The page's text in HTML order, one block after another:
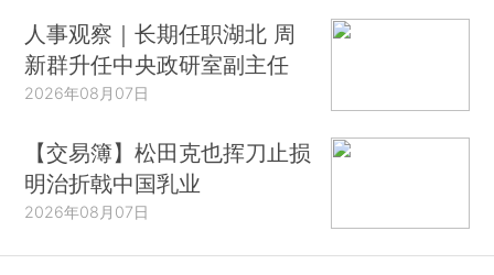
人事观察｜长期任职湖北 周
新群升任中央政研室副主任
2026年08月07日
【交易簿】松田克也挥刀止损
明治折戟中国乳业
2026年08月07日